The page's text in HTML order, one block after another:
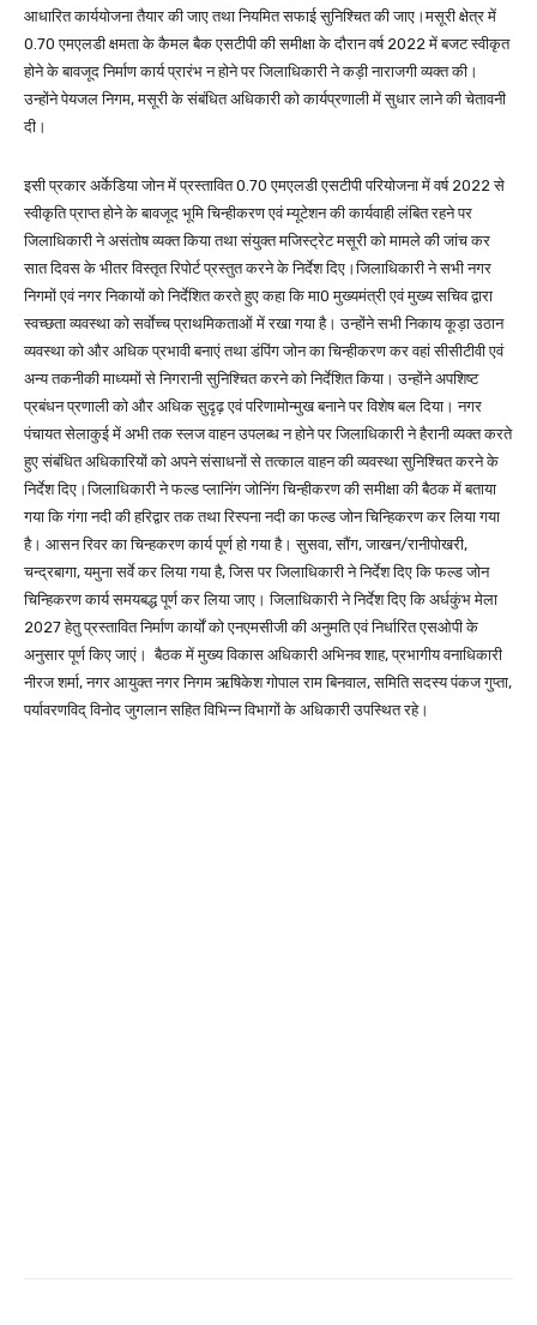
आधारित कार्ययोजना तैयार की जाए तथा नियमित सफाई सुनिश्चित की जाए।मसूरी क्षेत्र में
0.70 एमएलडी क्षमता के कैमल बैक एसटीपी की समीक्षा के दौरान वर्ष 2022 में बजट स्वीकृत
होने के बावजूद निर्माण कार्य प्रारंभ न होने पर जिलाधिकारी ने कड़ी नाराजगी व्यक्त की।
उन्होंने पेयजल निगम, मसूरी के संबंधित अधिकारी को कार्यप्रणाली में सुधार लाने की चेतावनी
दी।
इसी प्रकार अर्केडिया जोन में प्रस्तावित 0.70 एमएलडी एसटीपी परियोजना में वर्ष 2022 से
स्वीकृति प्राप्त होने के बावजूद भूमि चिन्हीकरण एवं म्यूटेशन की कार्यवाही लंबित रहने पर
जिलाधिकारी ने असंतोष व्यक्त किया तथा संयुक्त मजिस्ट्रेट मसूरी को मामले की जांच कर
सात दिवस के भीतर विस्तृत रिपोर्ट प्रस्तुत करने के निर्देश दिए।जिलाधिकारी ने सभी नगर
निगमों एवं नगर निकायों को निर्देशित करते हुए कहा कि मा0 मुख्यमंत्री एवं मुख्य सचिव द्वारा
स्वच्छता व्यवस्था को सर्वाेच्च प्राथमिकताओं में रखा गया है। उन्होंने सभी निकाय कूड़ा उठान
व्यवस्था को और अधिक प्रभावी बनाएं तथा डंपिंग जोन का चिन्हीकरण कर वहां सीसीटीवी एवं
अन्य तकनीकी माध्यमों से निगरानी सुनिश्चित करने को निर्देशित किया। उन्होंने अपशिष्ट
प्रबंधन प्रणाली को और अधिक सुदृढ़ एवं परिणामोन्मुख बनाने पर विशेष बल दिया। नगर
पंचायत सेलाकुई में अभी तक स्लज वाहन उपलब्ध न होने पर जिलाधिकारी ने हैरानी व्यक्त करते
हुए संबंधित अधिकारियों को अपने संसाधनों से तत्काल वाहन की व्यवस्था सुनिश्चित करने के
निर्देश दिए।जिलाधिकारी ने फल्ड प्लानिंग जोनिंग चिन्हीकरण की समीक्षा की बैठक में बताया
गया कि गंगा नदी की हरिद्वार तक तथा रिस्पना नदी का फल्ड जोन चिन्हिकरण कर लिया गया
है। आसन रिवर का चिन्हकरण कार्य पूर्ण हो गया है। सुसवा, सौंग, जाखन/रानीपोखरी,
चन्द्रबागा, यमुना सर्वे कर लिया गया है, जिस पर जिलाधिकारी ने निर्देश दिए कि फल्ड जोन
चिन्हिकरण कार्य समयबद्ध पूर्ण कर लिया जाए। जिलाधिकारी ने निर्देश दिए कि अर्धकुंभ मेला
2027 हेतु प्रस्तावित निर्माण कार्यों को एनएमसीजी की अनुमति एवं निर्धारित एसओपी के
अनुसार पूर्ण किए जाएं। बैठक में मुख्य विकास अधिकारी अभिनव शाह, प्रभागीय वनाधिकारी
नीरज शर्मा, नगर आयुक्त नगर निगम ऋषिकेश गोपाल राम बिनवाल, समिति सदस्य पंकज गुप्ता,
पर्यावरणविद् विनोद जुगलान सहित विभिन्न विभागों के अधिकारी उपस्थित रहे।